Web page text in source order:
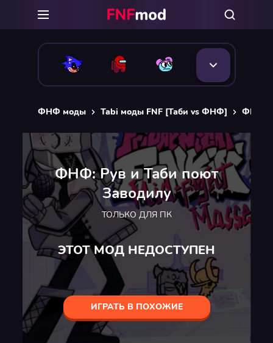
ФНФ моды Tabi моды FNF [Таби vs ФНФ] ФНФ:
ФНФ: Рув и Таби поют
Заводилу
ТОЛЬКО ДЛЯ ПК
ЭТОТ МОД НЕДОСТУПЕН
ИГРАТЬ В ПОХОЖИЕ